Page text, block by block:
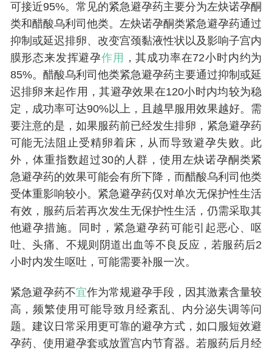
可接近95%。常见的紧急避孕药主要分为左炔诺孕酮
类和醋酸乌利司他类。左炔诺孕酮类紧急避孕药通过
抑制或延迟排卵、改变宫颈黏液性状以及影响子宫内
膜形态来发挥避孕作用 ，其成功率在72小时内约为
85%。醋酸乌利司他类紧急避孕药主要通过抑制或延
迟排卵来起作用，其避孕效果在120小时内均较为稳
定，成功率可达90%以上，且越早服用效果越好。需
要注意的是，如果服药前已经发生排卵，紧急避孕药
可能无法阻止受精卵着床，从而导致避孕失败。此
外，体重指数超过30的人群，使用左炔诺孕酮类紧
急避孕药的效果可能会有所下降，而醋酸乌利司他类
受体重影响较小。紧急避孕药仅对单次无保护性生活
有效，服药后若再次发生无保护性生活，仍需采取其
他避孕措施。同时，紧急避孕药可能引起恶心、呕
吐、头痛、不规则阴道出血等不良反应，若服药后2
小时内发生呕吐，可能需要补服一次。
紧急避孕药不宜作为常规避孕手段，因其激素含量较
高，频繁使用可能导致月经紊乱、内分泌失调等问
题。建议日常采用更可靠的避孕方式，如口服短效避
孕药、使用避孕套或放置宫内节育器。若服药后月经